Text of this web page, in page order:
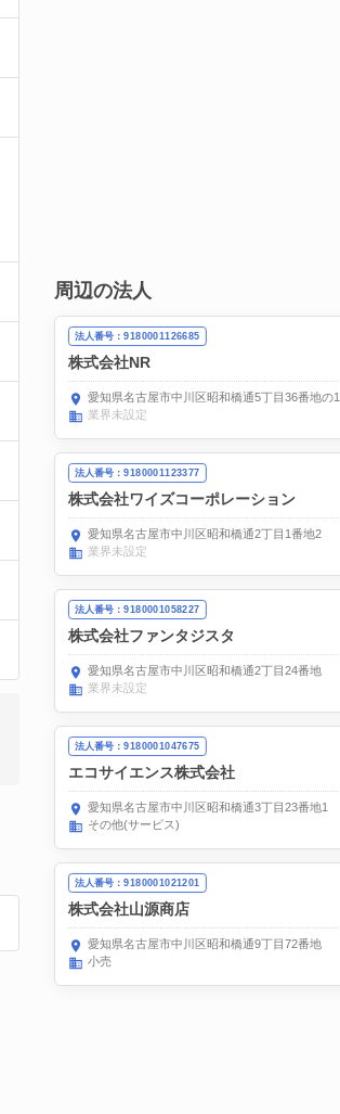
周辺の法人
法人番号：9180001126685
株式会社NR
愛知県名古屋市中川区昭和橋通5丁目36番地の1
業界未設定
法人番号：9180001123377
株式会社ワイズコーポレーション
愛知県名古屋市中川区昭和橋通2丁目1番地2
業界未設定
法人番号：9180001058227
株式会社ファンタジスタ
愛知県名古屋市中川区昭和橋通2丁目24番地
業界未設定
法人番号：9180001047675
エコサイエンス株式会社
愛知県名古屋市中川区昭和橋通3丁目23番地1
その他(サービス)
法人番号：9180001021201
株式会社山源商店
愛知県名古屋市中川区昭和橋通9丁目72番地
小売